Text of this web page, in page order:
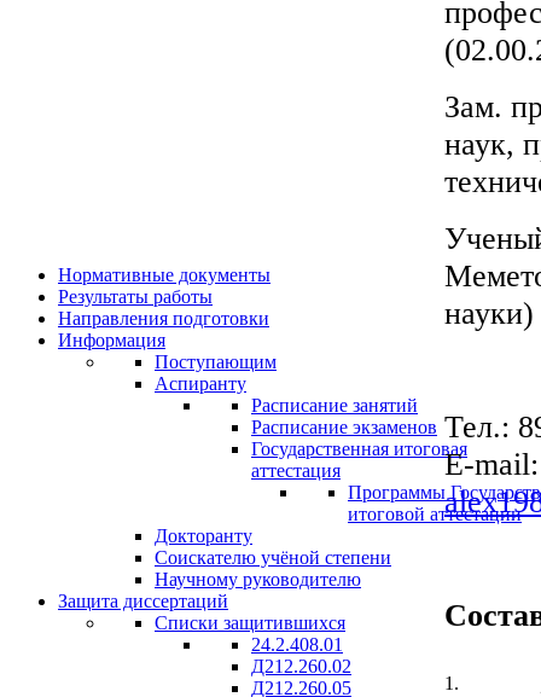
Нормативные документы
Результаты работы
Направления подготовки
Информация
Поступающим
Аспиранту
Расписание занятий
Расписание экзаменов
Государственная итоговая
аттестация
Программы
итоговой аттестации
Докторанту
Соискателю учёной степени
Научному руководителю
Защита диссертаций
Списки защитившихся
24.2.408.01
Д212.260.02
Д212.260.05
Зам.
наук,
Тел.:
E-
1.